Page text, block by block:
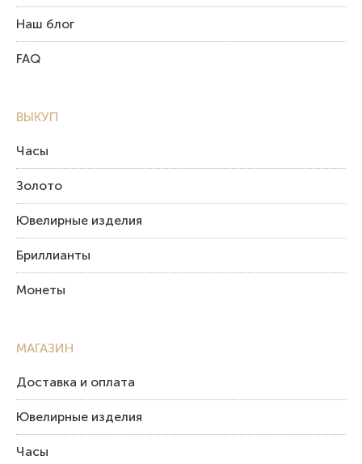
Наш блог
FAQ
ВЫКУП
Часы
Золото
Ювелирные изделия
Бриллианты
Монеты
МАГАЗИН
Доставка и оплата
Ювелирные изделия
Часы